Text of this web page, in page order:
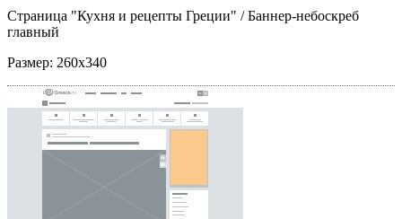
Страница "Кухня и рецепты Греции" / Баннер-небоскреб
главный
Размер: 260x340